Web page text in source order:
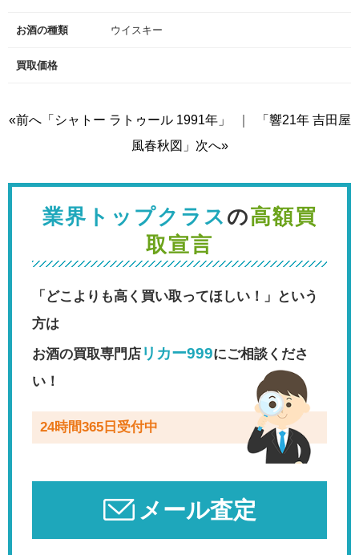
お酒の種類 ウイスキー
買取価格
«前へ「シャトー ラトゥール 1991年」
「響21年 吉田屋
風春秋図」次へ»
業界トップクラス の高額買
取宣言
「どこよりも高く買い取ってほしい！」という
方は
お酒の買取専門店 リカー999にご相談くださ
い！
24時間365日受付中
メール査定